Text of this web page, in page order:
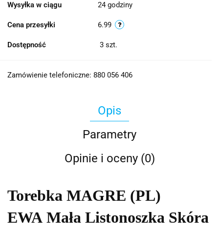
Wysyłka w ciągu 24 godziny
Cena przesyłki 6.99
Dostępność 3 szt.
Zamówienie telefoniczne: 880 056 406
Opis
Parametry
Opinie i oceny (0)
Torebka MAGRE (PL)
EWA Mała Listonoszka Skóra